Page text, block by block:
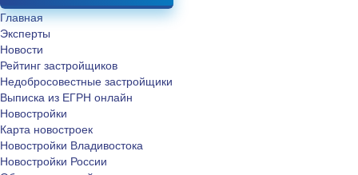
Главная
Эксперты
Новости
Рейтинг застройщиков
Недобросовестные застройщики
Выписка из ЕГРН онлайн
Новостройки
Карта новостроек
Новостройки Владивостока
Новостройки России